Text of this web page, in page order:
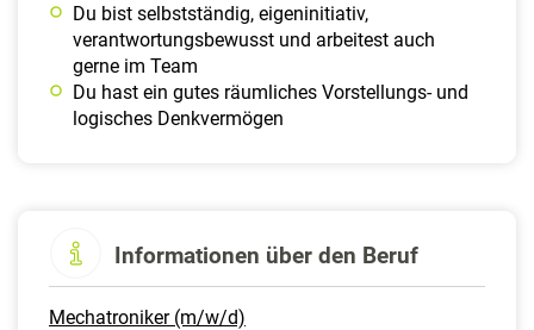
Du bist selbstständig, eigeninitiativ,
verantwortungsbewusst und arbeitest auch
gerne im Team
Du hast ein gutes räumliches Vorstellungs- und
logisches Denkvermögen
Informationen über den Beruf
Mechatroniker (m/w/d)